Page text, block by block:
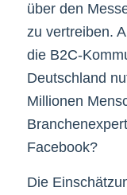
über den
zu vertreiben.
die B2C-
Deutschland
Millionen
Facebook?
Die